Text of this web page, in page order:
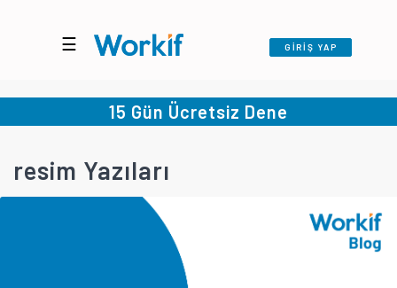
☰ GİRİŞ YAP
15 Gün Ücretsiz Dene
resim Yazıları